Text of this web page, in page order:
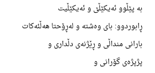
بە پێڵوو ئەیکێڵێ و ئەیکێڵیت
ڕابوردوو: بای وەشتە و لەڕۆحتا هەڵئەکات
بارانی منداڵی و ڕێژنەی دڵداری و
پژپژەی گۆرانی و